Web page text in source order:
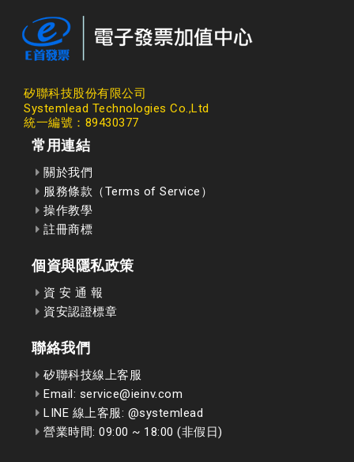
矽聯科技股份有限公司
Systemlead Technologies Co.,Ltd
統一編號：89430377
常用連結
關於我們
服務條款（Terms of Service）
操作教學
註冊商標
個資與隱私政策
資 安 通 報
資安認證標章
聯絡我們
矽聯科技線上客服
Email: service@ieinv.com
LINE 線上客服: @systemlead
營業時間: 09:00 ~ 18:00 (非假日)